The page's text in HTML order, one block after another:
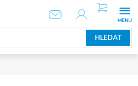
HLEDAT
NÁKUPNÍ
KOŠÍK